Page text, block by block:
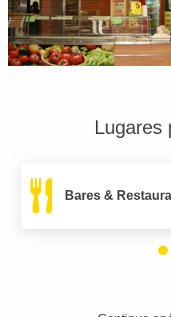
Lugares
Bares &